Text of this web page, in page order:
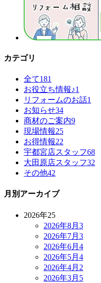
カテゴリ
全て181
お役立ち情報♪1
リフォームのお話1
お知らせ34
商材のご案内9
現場情報25
お得情報22
宇都宮店スタッフ68
大田原店スタッフ32
その他42
月別アーカイブ
2026年25
2026年8月 3
2026年7月 3
2026年6月 4
2026年5月 4
2026年4月 2
2026年3月 5